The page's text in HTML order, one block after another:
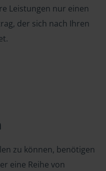
Leistungen nur einen
der sich nach Ihren
zu können, benötigen
eine Reihe von